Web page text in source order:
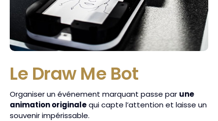
Le Draw Me Bot
Organiser un événement marquant passe par une
animation originalequi capte l’attention et laisse un
souvenir impérissable.